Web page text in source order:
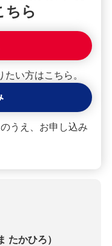
ちら
い方はこちら。
うえ、お申し込み
たかひろ）